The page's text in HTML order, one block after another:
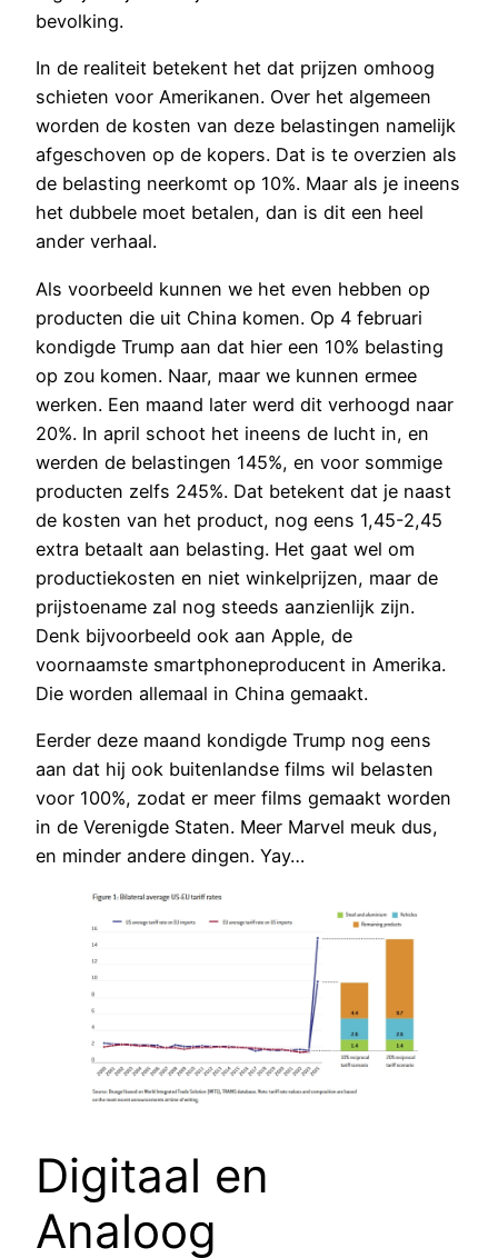
bevolking.
In de realiteit betekent het dat prijzen omhoog
schieten voor Amerikanen. Over het algemeen
worden de kosten van deze belastingen namelijk
afgeschoven op de kopers. Dat is te overzien als
de belasting neerkomt op 10%. Maar als je ineens
het dubbele moet betalen, dan is dit een heel
ander verhaal.
Als voorbeeld kunnen we het even hebben op
producten die uit China komen. Op 4 februari
kondigde Trump aan dat hier een 10% belasting
op zou komen. Naar, maar we kunnen ermee
werken. Een maand later werd dit verhoogd naar
20%. In april schoot het ineens de lucht in, en
werden de belastingen 145%, en voor sommige
producten zelfs 245%. Dat betekent dat je naast
de kosten van het product, nog eens 1,45-2,45
extra betaalt aan belasting. Het gaat wel om
productiekosten en niet winkelprijzen, maar de
prijstoename zal nog steeds aanzienlijk zijn.
Denk bijvoorbeeld ook aan Apple, de
voornaamste smartphoneproducent in Amerika.
Die worden allemaal in China gemaakt.
Eerder deze maand kondigde Trump nog eens
aan dat hij ook buitenlandse films wil belasten
voor 100%, zodat er meer films gemaakt worden
in de Verenigde Staten. Meer Marvel meuk dus,
en minder andere dingen. Yay…
Digitaal en
Analoog